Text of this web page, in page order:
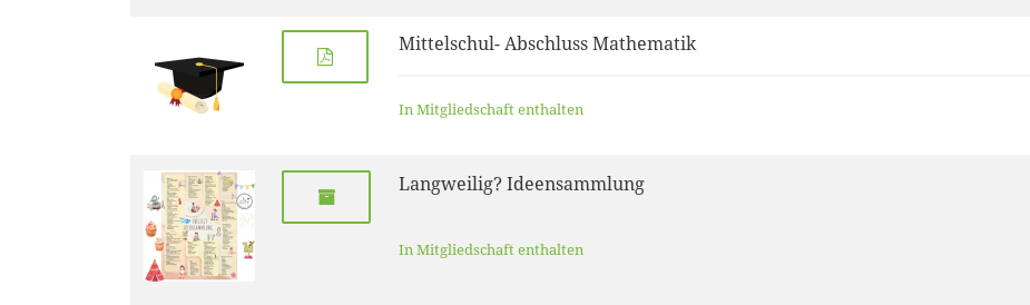
Mittelschul- Abschluss Mathematik
In Mitgliedschaft enthalten
Langweilig? Ideensammlung
In Mitgliedschaft enthalten